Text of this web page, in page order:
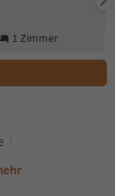
1 Zimmer